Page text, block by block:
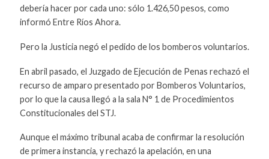
debería hacer por cada uno: sólo 1.426,50 pesos, como
informó Entre Ríos Ahora.
Pero la Justicia negó el pedido de los bomberos voluntarios.
En abril pasado, el Juzgado de Ejecución de Penas rechazó el
recurso de amparo presentado por Bomberos Voluntarios,
por lo que la causa llegó a la sala N° 1 de Procedimientos
Constitucionales del STJ.
Aunque el máximo tribunal acaba de confirmar la resolución
de primera instancia, y rechazó la apelación, en una